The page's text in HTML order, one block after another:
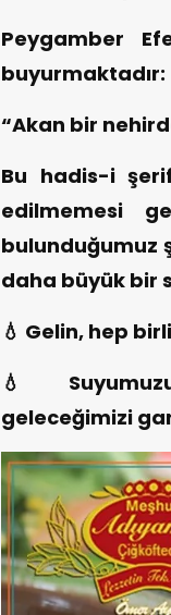
Peygamber
buyurmaktadır:
“Akan bir
Bu hadis-i
edilmemesi
bulunduğumuz
daha büyük bir
💧 Gelin, hep
💧
geleceğimizi